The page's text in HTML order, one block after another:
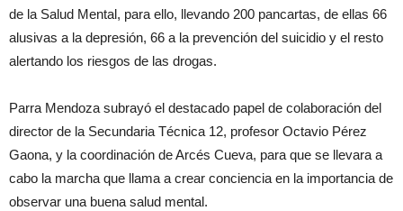
de la Salud Mental, para ello, llevando 200 pancartas, de ellas 66
alusivas a la depresión, 66 a la prevención del suicidio y el resto
alertando los riesgos de las drogas.
Parra Mendoza subrayó el destacado papel de colaboración del
director de la Secundaria Técnica 12, profesor Octavio Pérez
Gaona, y la coordinación de Arcés Cueva, para que se llevara a
cabo la marcha que llama a crear conciencia en la importancia de
observar una buena salud mental.